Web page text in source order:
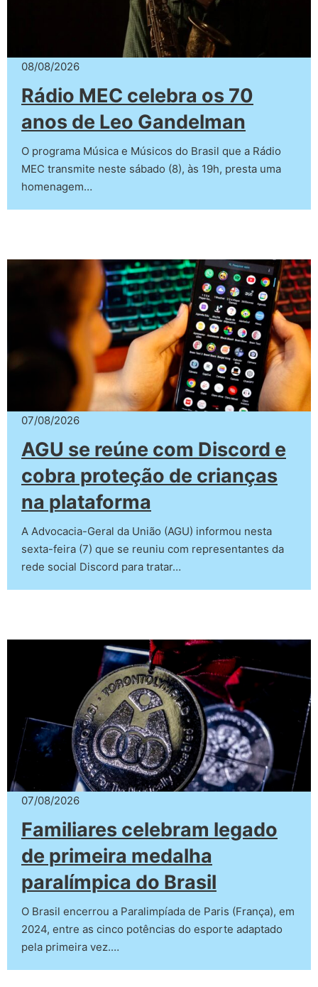
08/08/2026
Rádio MEC celebra os 70
anos de Leo Gandelman
O programa Música e Músicos do Brasil que a Rádio
MEC transmite neste sábado (8), às 19h, presta uma
homenagem…
07/08/2026
AGU se reúne com Discord e
cobra proteção de crianças
na plataforma
A Advocacia-Geral da União (AGU) informou nesta
sexta-feira (7) que se reuniu com representantes da
rede social Discord para tratar…
07/08/2026
Familiares celebram legado
de primeira medalha
paralímpica do Brasil
O Brasil encerrou a Paralimpíada de Paris (França), em
2024, entre as cinco potências do esporte adaptado
pela primeira vez.…